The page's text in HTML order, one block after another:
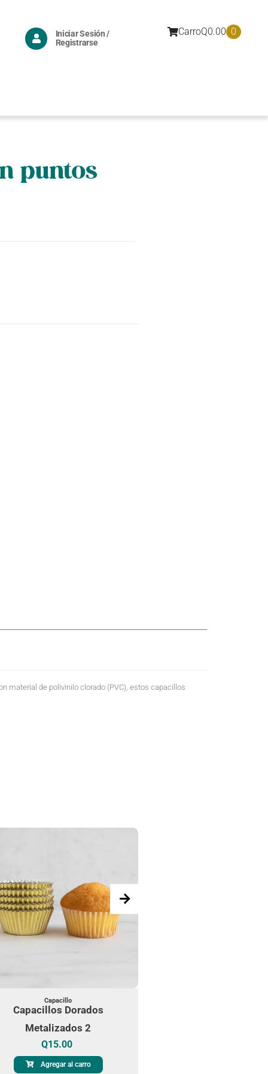
CarroQ0.00 0
Iniciar Sesión /
Registrarse
puntos
material de polivinilo clorado (PVC), estos capacillos
Capacillo
Capacillos Dorados
Metalizados 2
Q15.00
Agregar al carro